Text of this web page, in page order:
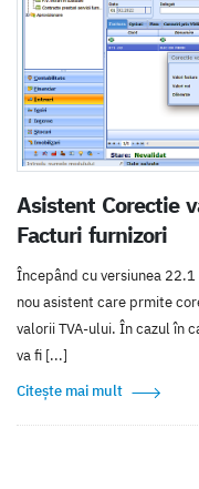
Asistent Corectie
Facturi furnizori
Începând cu versiunea
nou asistent care prmite
valorii TVA-ului. În cazul în
va fi [...]
Citește mai mult